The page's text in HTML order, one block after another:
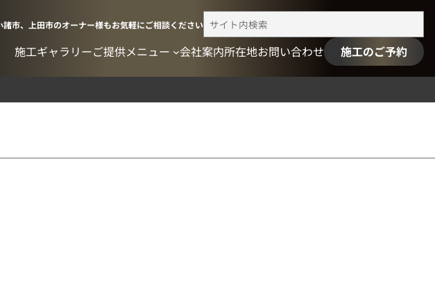
市、上田市のオーナー様もお気軽にご相談ください検
索
施工ギャラリーご提供メニュー 会社案内所在地お問い合わせ 施工のご予約